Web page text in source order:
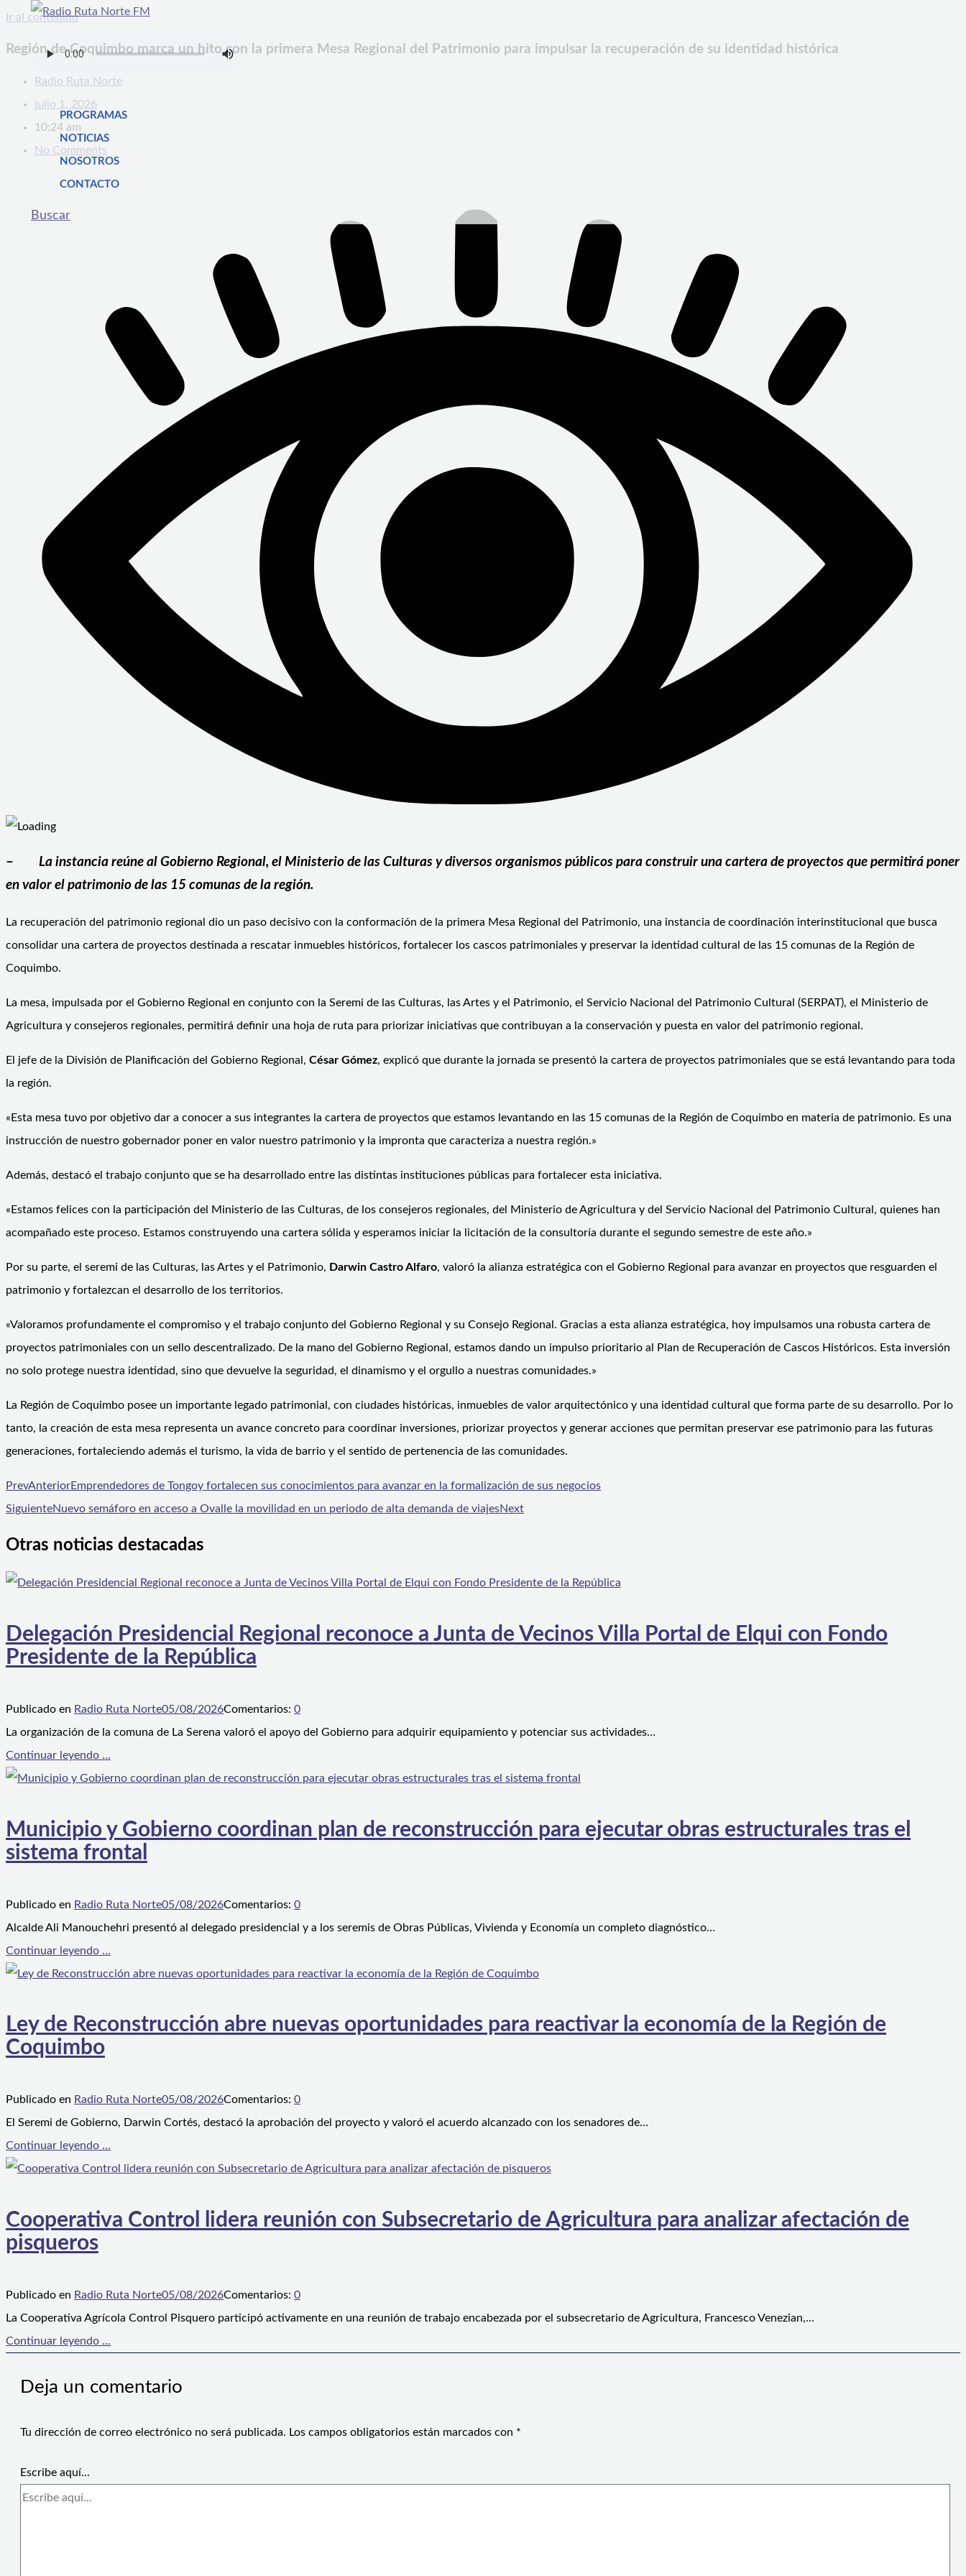
Ir al contenido
PROGRAMAS
NOTICIAS
NOSOTROS
CONTACTO
Buscar
Región de Coquimbo marca un hito con la primera Mesa Regional del Patrimonio para impulsar la recuperación de su identidad histórica
Radio Ruta Norte
julio 1, 2026
10:24 am
No Comments
– La instancia reúne al Gobierno Regional, el Ministerio de las Culturas y diversos organismos públicos para construir una cartera de proyectos que permitirá poner
en valor el patrimonio de las 15 comunas de la región.
La recuperación del patrimonio regional dio un paso decisivo con la conformación de la primera Mesa Regional del Patrimonio, una instancia de coordinación interinstitucional que busca
consolidar una cartera de proyectos destinada a rescatar inmuebles históricos, fortalecer los cascos patrimoniales y preservar la identidad cultural de las 15 comunas de la Región de
Coquimbo.
La mesa, impulsada por el Gobierno Regional en conjunto con la Seremi de las Culturas, las Artes y el Patrimonio, el Servicio Nacional del Patrimonio Cultural (SERPAT), el Ministerio de
Agricultura y consejeros regionales, permitirá definir una hoja de ruta para priorizar iniciativas que contribuyan a la conservación y puesta en valor del patrimonio regional.
El jefe de la División de Planificación del Gobierno Regional, César Gómez, explicó que durante la jornada se presentó la cartera de proyectos patrimoniales que se está levantando para toda
la región.
«Esta mesa tuvo por objetivo dar a conocer a sus integrantes la cartera de proyectos que estamos levantando en las 15 comunas de la Región de Coquimbo en materia de patrimonio. Es una
instrucción de nuestro gobernador poner en valor nuestro patrimonio y la impronta que caracteriza a nuestra región.»
Además, destacó el trabajo conjunto que se ha desarrollado entre las distintas instituciones públicas para fortalecer esta iniciativa.
«Estamos felices con la participación del Ministerio de las Culturas, de los consejeros regionales, del Ministerio de Agricultura y del Servicio Nacional del Patrimonio Cultural, quienes han
acompañado este proceso. Estamos construyendo una cartera sólida y esperamos iniciar la licitación de la consultoría durante el segundo semestre de este año.»
Por su parte, el seremi de las Culturas, las Artes y el Patrimonio, Darwin Castro Alfaro, valoró la alianza estratégica con el Gobierno Regional para avanzar en proyectos que resguarden el
patrimonio y fortalezcan el desarrollo de los territorios.
«Valoramos profundamente el compromiso y el trabajo conjunto del Gobierno Regional y su Consejo Regional. Gracias a esta alianza estratégica, hoy impulsamos una robusta cartera de
proyectos patrimoniales con un sello descentralizado. De la mano del Gobierno Regional, estamos dando un impulso prioritario al Plan de Recuperación de Cascos Históricos. Esta inversión
no solo protege nuestra identidad, sino que devuelve la seguridad, el dinamismo y el orgullo a nuestras comunidades.»
La Región de Coquimbo posee un importante legado patrimonial, con ciudades históricas, inmuebles de valor arquitectónico y una identidad cultural que forma parte de su desarrollo. Por lo
tanto, la creación de esta mesa representa un avance concreto para coordinar inversiones, priorizar proyectos y generar acciones que permitan preservar ese patrimonio para las futuras
generaciones, fortaleciendo además el turismo, la vida de barrio y el sentido de pertenencia de las comunidades.
PrevAnteriorEmprendedores de Tongoy fortalecen sus conocimientos para avanzar en la formalización de sus negocios
SiguienteNuevo semáforo en acceso a Ovalle la movilidad en un periodo de alta demanda de viajesNext
Otras noticias destacadas
Delegación Presidencial Regional reconoce a Junta de Vecinos Villa Portal de Elqui con Fondo
Presidente de la República
Publicado en Radio Ruta Norte05/08/2026Comentarios: 0
La organización de la comuna de La Serena valoró el apoyo del Gobierno para adquirir equipamiento y potenciar sus actividades…
Continuar leyendo ...
Municipio y Gobierno coordinan plan de reconstrucción para ejecutar obras estructurales tras el
sistema frontal
Publicado en Radio Ruta Norte05/08/2026Comentarios: 0
Alcalde Ali Manouchehri presentó al delegado presidencial y a los seremis de Obras Públicas, Vivienda y Economía un completo diagnóstico…
Continuar leyendo ...
Ley de Reconstrucción abre nuevas oportunidades para reactivar la economía de la Región de
Coquimbo
Publicado en Radio Ruta Norte05/08/2026Comentarios: 0
El Seremi de Gobierno, Darwin Cortés, destacó la aprobación del proyecto y valoró el acuerdo alcanzado con los senadores de…
Continuar leyendo ...
Cooperativa Control lidera reunión con Subsecretario de Agricultura para analizar afectación de
pisqueros
Publicado en Radio Ruta Norte05/08/2026Comentarios: 0
La Cooperativa Agrícola Control Pisquero participó activamente en una reunión de trabajo encabezada por el subsecretario de Agricultura, Francesco Venezian,…
Continuar leyendo ...
Deja un comentario
Tu dirección de correo electrónico no será publicada. Los campos obligatorios están marcados con *
Escribe aquí...